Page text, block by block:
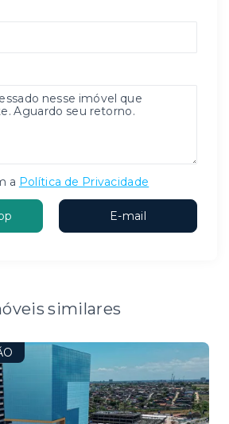
a Política de Privacidade
E-mail
similares